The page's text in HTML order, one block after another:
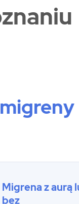
Migrena z aurą
bez